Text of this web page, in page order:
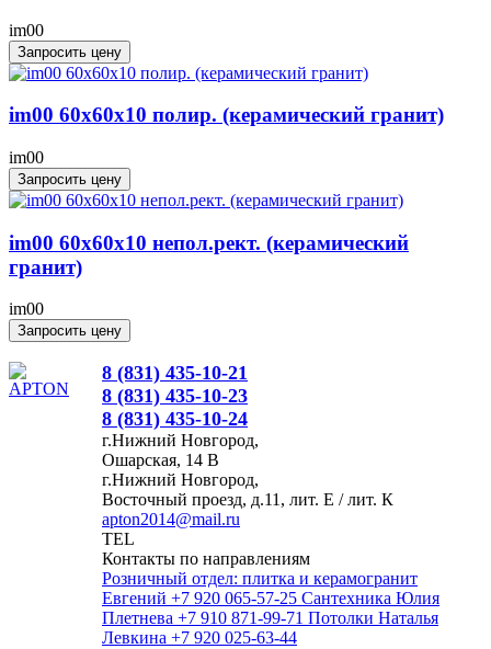
im00
Запросить цену
im00 60x60x10 полир. (керамический гранит)
im00
Запросить цену
im00 60x60x10 непол.рект. (керамический
гранит)
im00
Запросить цену
8 (831) 435-10-21
8 (831) 435-10-23
8 (831) 435-10-24
г.Нижний Новгород,
Ошарская, 14 В
г.Нижний Новгород,
Восточный проезд, д.11, лит. Е / лит. К
apton2014@mail.ru
TEL
Контакты по направлениям
Розничный отдел: плитка и керамогранит
Евгений +7 920 065-57-25 Сантехника Юлия
Плетнева +7 910 871-99-71 Потолки Наталья
Левкина +7 920 025-63-44